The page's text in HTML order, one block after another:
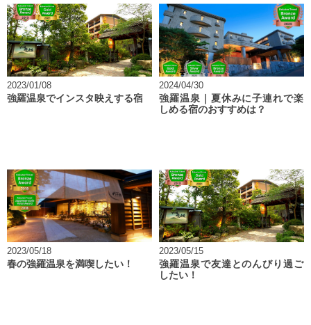
2023/01/08
強羅温泉でインスタ映えする宿
2024/04/30
強羅温泉｜夏休みに子連れで楽
しめる宿のおすすめは？
2023/05/18
春の強羅温泉を満喫したい！
2023/05/15
強羅温泉で友達とのんびり過ご
したい！